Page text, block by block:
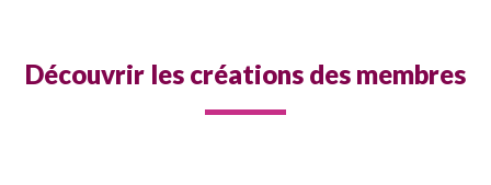
Découvrir les créations des membres